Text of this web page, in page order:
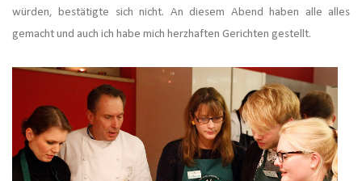
würden, bestätigte sich nicht. An diesem Abend haben alle alles
gemacht und auch ich habe mich herzhaften Gerichten gestellt.